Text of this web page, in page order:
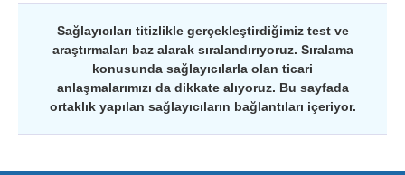
Sağlayıcıları titizlikle gerçekleştirdiğimiz test ve
araştırmaları baz alarak sıralandırıyoruz. Sıralama
konusunda sağlayıcılarla olan ticari
anlaşmalarımızı da dikkate alıyoruz. Bu sayfada
ortaklık yapılan sağlayıcıların bağlantıları içeriyor.